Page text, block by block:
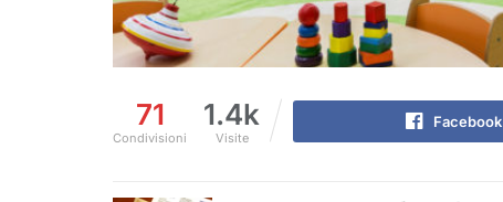
71
Condivisioni
1.4k
Visite
Facebook